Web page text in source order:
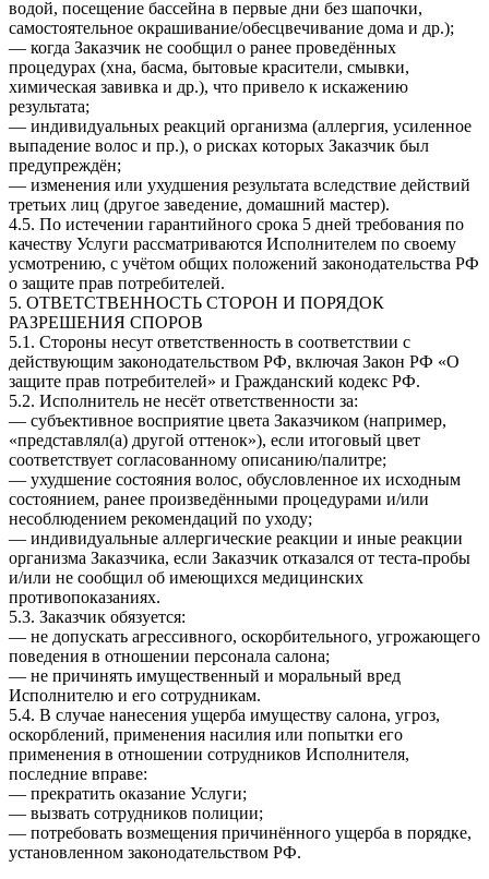
водой, посещение бассейна в первые дни без шапочки,
самостоятельное окрашивание/обесцвечивание дома и др.);
— когда Заказчик не сообщил о ранее проведённых
процедурах (хна, басма, бытовые красители, смывки,
химическая завивка и др.), что привело к искажению
результата;
— индивидуальных реакций организма (аллергия, усиленное
выпадение волос и пр.), о рисках которых Заказчик был
предупреждён;
— изменения или ухудшения результата вследствие действий
третьих лиц (другое заведение, домашний мастер).
4.5. По истечении гарантийного срока 5 дней требования по
качеству Услуги рассматриваются Исполнителем по своему
усмотрению, с учётом общих положений законодательства РФ
о защите прав потребителей.
5. ОТВЕТСТВЕННОСТЬ СТОРОН И ПОРЯДОК
РАЗРЕШЕНИЯ СПОРОВ
5.1. Стороны несут ответственность в соответствии с
действующим законодательством РФ, включая Закон РФ «О
защите прав потребителей» и Гражданский кодекс РФ.
5.2. Исполнитель не несёт ответственности за:
— субъективное восприятие цвета Заказчиком (например,
«представлял(а) другой оттенок»), если итоговый цвет
соответствует согласованному описанию/палитре;
— ухудшение состояния волос, обусловленное их исходным
состоянием, ранее произведёнными процедурами и/или
несоблюдением рекомендаций по уходу;
— индивидуальные аллергические реакции и иные реакции
организма Заказчика, если Заказчик отказался от теста-пробы
и/или не сообщил об имеющихся медицинских
противопоказаниях.
5.3. Заказчик обязуется:
— не допускать агрессивного, оскорбительного, угрожающего
поведения в отношении персонала салона;
— не причинять имущественный и моральный вред
Исполнителю и его сотрудникам.
5.4. В случае нанесения ущерба имуществу салона, угроз,
оскорблений, применения насилия или попытки его
применения в отношении сотрудников Исполнителя,
последние вправе:
— прекратить оказание Услуги;
— вызвать сотрудников полиции;
— потребовать возмещения причинённого ущерба в порядке,
установленном законодательством РФ.